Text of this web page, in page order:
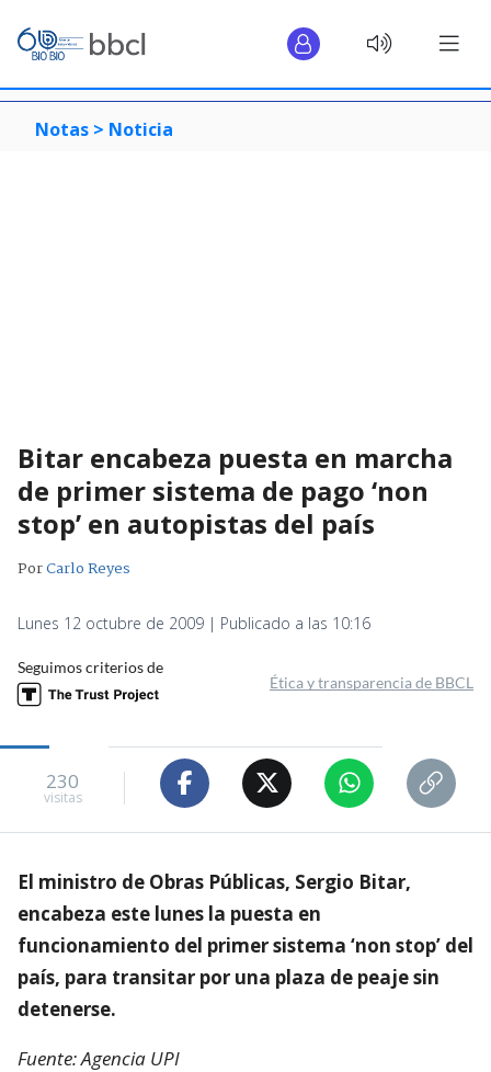
Notas > Noticia
Bitar encabeza puesta en marcha
de primer sistema de pago ‘non
stop’ en autopistas del país
PorCarlo Reyes
Lunes 12 octubre de 2009 | Publicado a las 10:16
Seguimos criterios de
Ética y transparencia de BBCL
230
visitas
El ministro de Obras Públicas, Sergio Bitar,
encabeza este lunes la puesta en
funcionamiento del primer sistema ‘non stop’ del
país, para transitar por una plaza de peaje sin
detenerse.
Fuente: Agencia UPI